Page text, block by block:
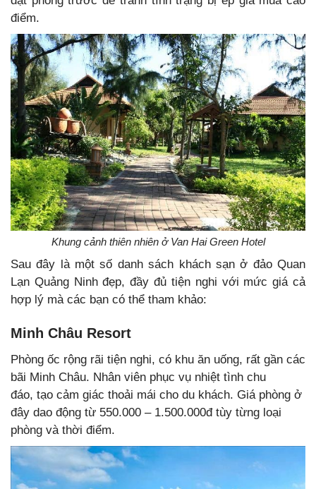
điểm.
Khung cảnh thiên nhiên ở Van Hai Green Hotel
Sau đây là một số danh sách khách sạn ở đảo Quan
Lạn Quảng Ninh đẹp, đầy đủ tiện nghi với mức giá cả
hợp lý mà các bạn có thể tham khảo:
Minh Châu Resort
Phòng ốc rộng rãi tiện nghi, có khu ăn uống, rất gần các
bãi Minh Châu. Nhân viên phục vụ nhiệt tình chu
đáo, tạo cảm giác thoải mái cho du khách. Giá phòng ở
đây dao động từ 550.000 – 1.500.000đ tùy từng loại
phòng và thời điểm.